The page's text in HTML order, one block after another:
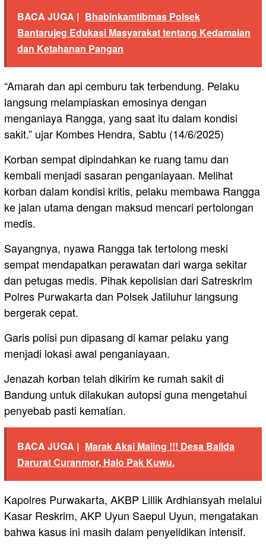
BACA JUGA | Bhabinkamtibmas Polsek
Bantarujeg Edukasi Masyarakat tentang Kedamaian
dan Ketahanan Pangan
“Amarah dan api cemburu tak terbendung. Pelaku
langsung melampiaskan emosinya dengan
menganiaya Rangga, yang saat itu dalam kondisi
sakit.” ujar Kombes Hendra, Sabtu (14/6/2025)
Korban sempat dipindahkan ke ruang tamu dan
kembali menjadi sasaran penganiayaan. Melihat
korban dalam kondisi kritis, pelaku membawa Rangga
ke jalan utama dengan maksud mencari pertolongan
medis.
Sayangnya, nyawa Rangga tak tertolong meski
sempat mendapatkan perawatan dari warga sekitar
dan petugas medis. Pihak kepolisian dari Satreskrim
Polres Purwakarta dan Polsek Jatiluhur langsung
bergerak cepat.
Garis polisi pun dipasang di kamar pelaku yang
menjadi lokasi awal penganiayaan.
Jenazah korban telah dikirim ke rumah sakit di
Bandung untuk dilakukan autopsi guna mengetahui
penyebab pasti kematian.
BACA JUGA | Marak Aksi Maling !!! Desa Balida
Darurat Curanmor, Halo Pak Kuwu.
Kapolres Purwakarta, AKBP Lillik Ardhiansyah melalui
Kasar Reskrim, AKP Uyun Saepul Uyun, mengatakan
bahwa kasus ini masih dalam penyelidikan intensif.